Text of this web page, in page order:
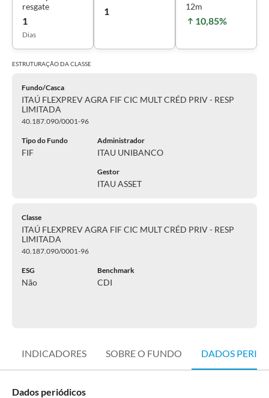
resgate
1
Dias
1
12m
10,85%
ESTRUTURAÇÃO DACLASSE
Fundo/Casca
ITAÚ FLEXPREV AGRA FIF CIC MULT CRÉD PRIV - RESP
LIMITADA
40.187.090/0001-96
Tipo do Fundo
FIF
Administrador
ITAU UNIBANCO
Gestor
ITAU ASSET
Classe
ITAÚ FLEXPREV AGRA FIF CIC MULT CRÉD PRIV - RESP
LIMITADA
40.187.090/0001-96
ESG
Não
Benchmark
CDI
INDICADORES SOBRE O FUNDO DADOS
Dados periódicos